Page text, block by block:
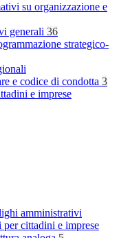
su organizzazione e
generali 36
strategico-
e codice di condotta 3
e imprese
amministrativi
cittadini e imprese